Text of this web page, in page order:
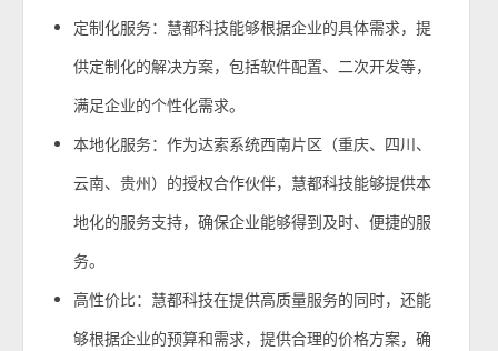
定制化服务：慧都科技能够根据企业的具体需求，提
供定制化的解决方案，包括软件配置、二次开发等，
满足企业的个性化需求。
本地化服务：作为达索系统西南片区（重庆、四川、
云南、贵州）的授权合作伙伴，慧都科技能够提供本
地化的服务支持，确保企业能够得到及时、便捷的服
务。
高性价比：慧都科技在提供高质量服务的同时，还能
够根据企业的预算和需求，提供合理的价格方案，确